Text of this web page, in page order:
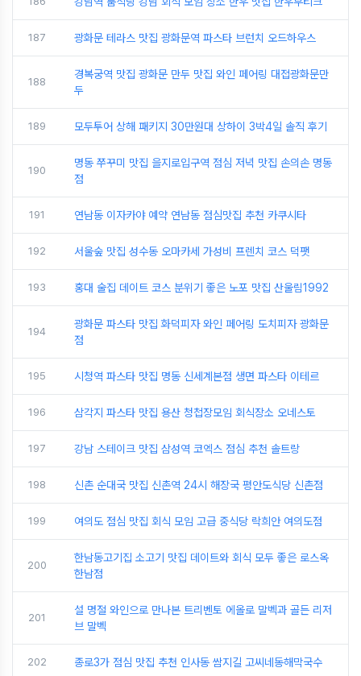
187 광화문 테라스 맛집 광화문역 파스타 브런치 오드하우스
188
경복궁역 맛집 광화문 만두 맛집 와인 페어링 대접광화문만
두
189 모두투어 상해 패키지 30만원대 상하이 3박4일 솔직 후기
190
명동 쭈꾸미 맛집 을지로입구역 점심 저녁 맛집 손의손 명동
점
191 연남동 이자카야 예약 연남동 점심맛집 추천 카쿠시타
192 서울숲 맛집 성수동 오마카세 가성비 프렌치 코스 덕팻
193 홍대 술집 데이트 코스 분위기 좋은 노포 맛집 산울림1992
194
광화문 파스타 맛집 화덕피자 와인 페어링 도치피자 광화문
점
195 시청역 파스타 맛집 명동 신세계본점 생면 파스타 이테르
196 삼각지 파스타 맛집 용산 청첩장모임 회식장소 오네스토
197 강남 스테이크 맛집 삼성역 코엑스 점심 추천 솔트랑
198 신촌 순대국 맛집 신촌역 24시 해장국 평안도식당 신촌점
199 여의도 점심 맛집 회식 모임 고급 중식당 락희안 여의도점
200
한남동고기집 소고기 맛집 데이트와 회식 모두 좋은 로스옥
한남점
201
설 명절 와인으로 만나본 트리벤토 에올로 말벡과 골든 리저
브 말벡
202 종로3가 점심 맛집 추천 인사동 쌈지길 고씨네동해막국수